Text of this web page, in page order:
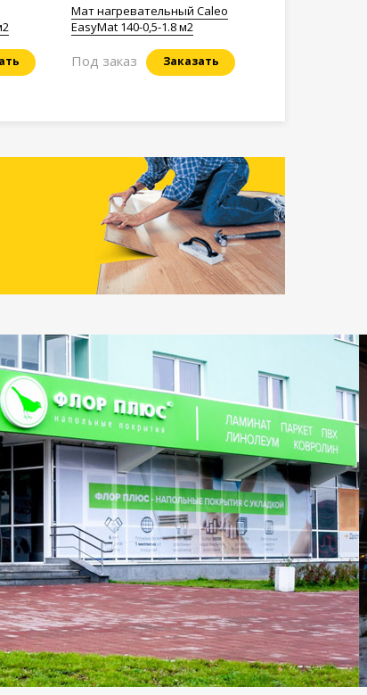
Мат нагревательный Caleo
EasyMat 140-0,5-1.8 м2
Заказать
Под заказ